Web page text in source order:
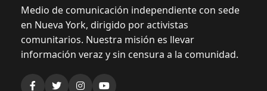
Medio de comunicación independiente con sede
en Nueva York, dirigido por activistas
comunitarios. Nuestra misión es llevar
información veraz y sin censura a la comunidad.